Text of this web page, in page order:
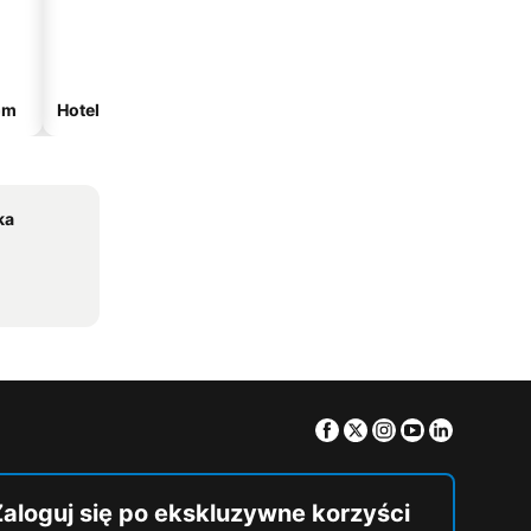
Hotele ze spa
Facebook
TwitterInstagram
Youtube
się po ekskluzywne korzyści